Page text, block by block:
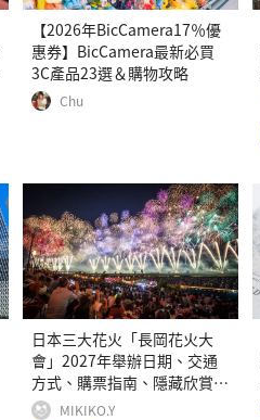
【2026年BicCamera17％優
惠券】BicCamera最新必買
3C產品23選＆購物攻略
Chu
日本三大花火「長岡花火大
會」2027年舉辦日期、交通
方式、購票指南、隱藏欣賞地
點
MIKIKO.Y